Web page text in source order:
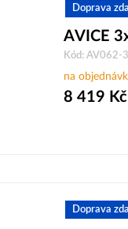
Doprava
AVICE
Kód: AV062-
na
8 419 Kč
Doprava